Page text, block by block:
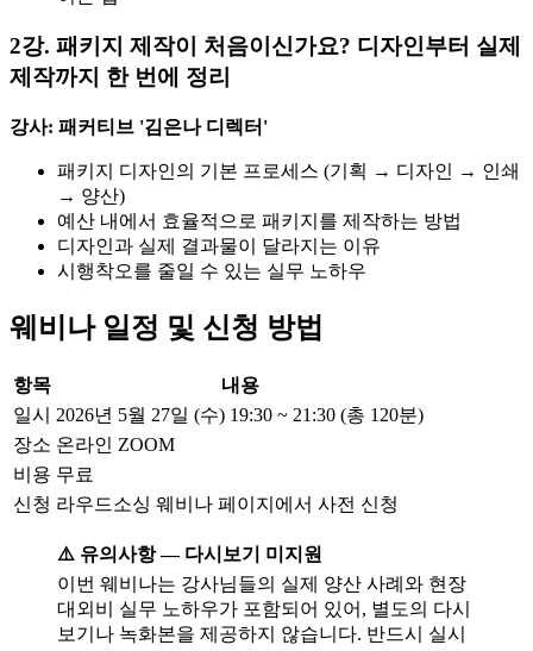
2강. 패키지 제작이 처음이신가요? 디자인부터 실제
제작까지 한 번에 정리
강사: 패커티브 '김은나 디렉터'
패키지 디자인의 기본 프로세스 (기획 → 디자인 → 인쇄
→ 양산)
예산 내에서 효율적으로 패키지를 제작하는 방법
디자인과 실제 결과물이 달라지는 이유
시행착오를 줄일 수 있는 실무 노하우
웨비나 일정 및 신청 방법
항목
내용
일시
2026년 5월 27일 (수) 19:30 ~ 21:30 (총 120분)
장소 온라인 ZOOM
비용 무료
신청 라우드소싱 웨비나 페이지에서 사전 신청
⚠️ 유의사항 — 다시보기 미지원
이번 웨비나는 강사님들의 실제 양산 사례와 현장
대외비 실무 노하우가 포함되어 있어, 별도의 다시
보기나 녹화본을 제공하지 않습니다. 반드시 실시